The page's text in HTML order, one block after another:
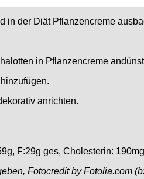
in der Diät Pflanzencreme
in Pflanzencreme
anrichten.
F:29g ges, Cholesterin: 190mg
Fotocredit by Fotolia.com